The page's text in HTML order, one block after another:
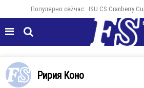
Популярно сейчас: ISU CS Cranberry
 
Ририя Коно